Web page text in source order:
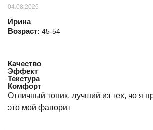
04.08.2026
Ирина
Возраст: 45-54
Качество
Эффект
Текстура
Комфорт
Отличный тоник, лучший из тех, чо я
это мой фаворит